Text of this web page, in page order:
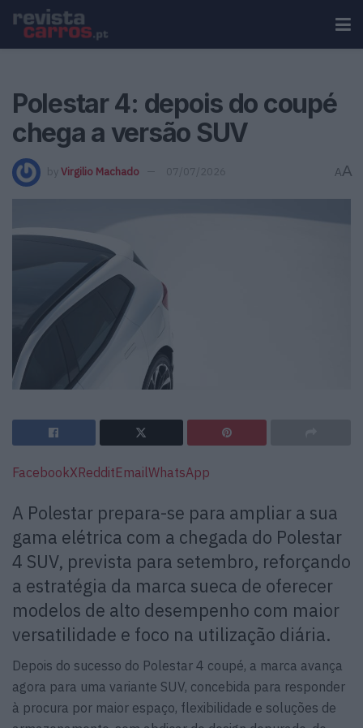
Polestar 4: depois do coupé
chega a versão SUV
by Virgilio Machado 07/07/2026 AA
FacebookXRedditEmailWhatsApp
A Polestar prepara-se para ampliar a sua
gama elétrica com a chegada do Polestar
4 SUV, prevista para setembro, reforçando
a estratégia da marca sueca de oferecer
modelos de alto desempenho com maior
versatilidade e foco na utilização diária.
Depois do sucesso do Polestar 4 coupé, a marca avança
agora para uma variante SUV, concebida para responder
à procura por maior espaço, flexibilidade e soluções de